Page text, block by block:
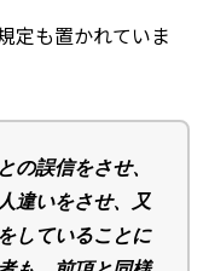
定も置かれていま
の誤信をさせ、
違いをさせ、又
していることに